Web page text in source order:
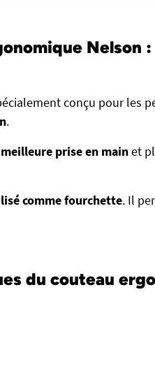
Nelson :
conçu pour les
.
meilleure prise en mainet
comme fourchette. Il
du couteau